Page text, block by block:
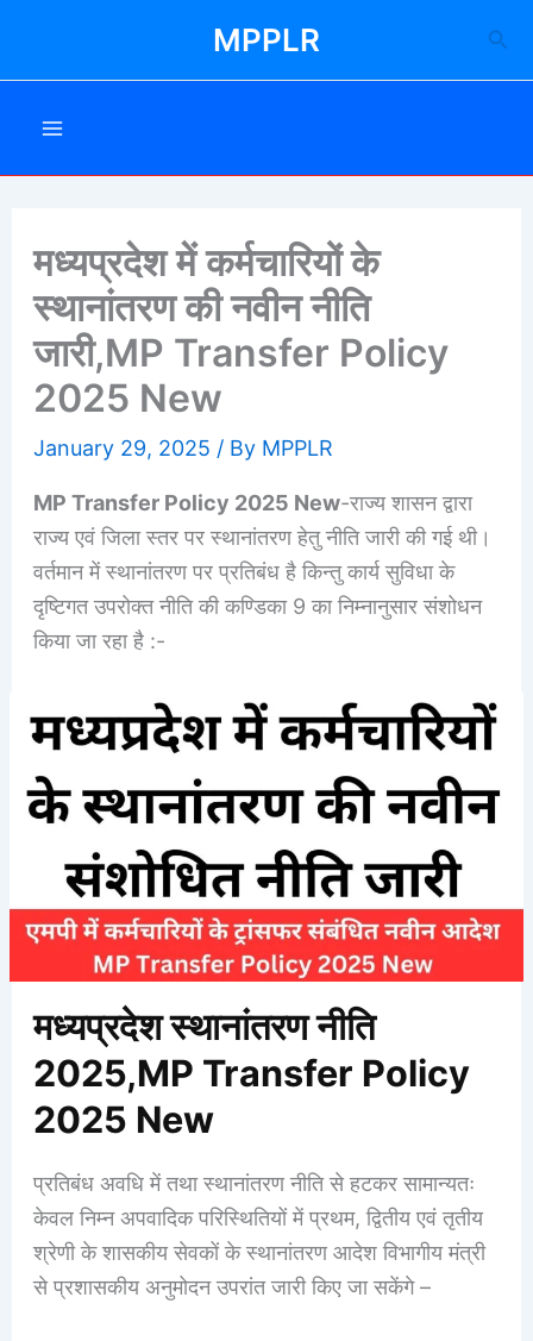
content
MPPLR
मध्यप्रदेश में कर्मचारियों के
स्थानांतरण की नवीन नीति
जारी,MP Transfer Policy
2025 New
January 29, 2025 / By MPPLR
MP Transfer Policy 2025 New-राज्य शासन द्वारा
राज्य एवं जिला स्तर पर स्थानांतरण हेतु नीति जारी की गई थी।
वर्तमान में स्थानांतरण पर प्रतिबंध है किन्तु कार्य सुविधा के
दृष्टिगत उपरोक्त नीति की कण्डिका 9 का निम्नानुसार संशोधन
किया जा रहा है :-
मध्यप्रदेश स्थानांतरण नीति
2025,MP Transfer Policy
2025 New
प्रतिबंध अवधि में तथा स्थानांतरण नीति से हटकर सामान्यतः
केवल निम्न अपवादिक परिस्थितियों में प्रथम, द्वितीय एवं तृतीय
श्रेणी के शासकीय सेवकों के स्थानांतरण आदेश विभागीय मंत्री
से प्रशासकीय अनुमोदन उपरांत जारी किए जा सकेंगे –